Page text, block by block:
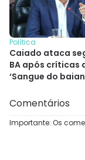
Política
Caiado ataca
BA após críticas
‘Sangue do
Comentários
Importante: Os